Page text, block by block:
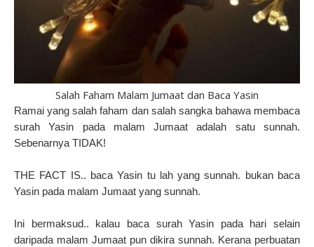
Salah Faham Malam Jumaat dan Baca Yasin
Ramai yang salah faham dan salah sangka bahawa membaca
surah Yasin pada malam Jumaat adalah satu sunnah.
Sebenarnya TIDAK!
THE FACT IS.. baca Yasin tu lah yang sunnah. bukan baca
Yasin pada malam Jumaat yang sunnah.
Ini bermaksud.. kalau baca surah Yasin pada hari selain
daripada malam Jumaat pun dikira sunnah. Kerana perbuatan